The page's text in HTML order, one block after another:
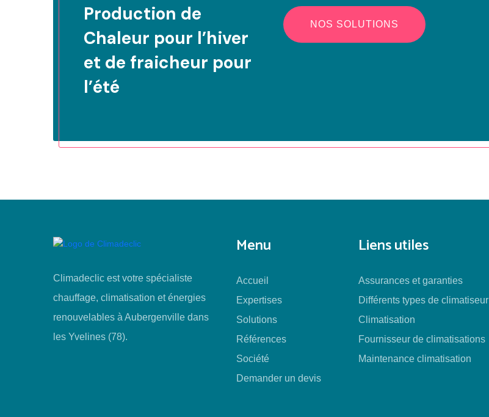
Production de
Chaleur pour l’hiver
et de fraicheur pour
l’été
NOS SOLUTIONS
Climadeclic est votre spécialiste
chauffage, climatisation et énergies
renouvelables à Aubergenville dans
les Yvelines (78).
Menu
Accueil
Expertises
Solutions
Références
Société
Demander un devis
Liens utiles
Assurances et garanties
Différents types de climatiseur
Climatisation
Fournisseur de climatisations
Maintenance climatisation